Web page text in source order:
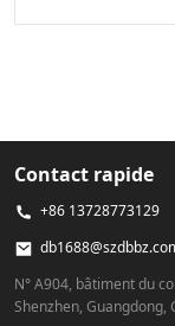
Contact rapide
+86 13728773129
N° A904, bâtiment du
Shenzhen, Guangdong,